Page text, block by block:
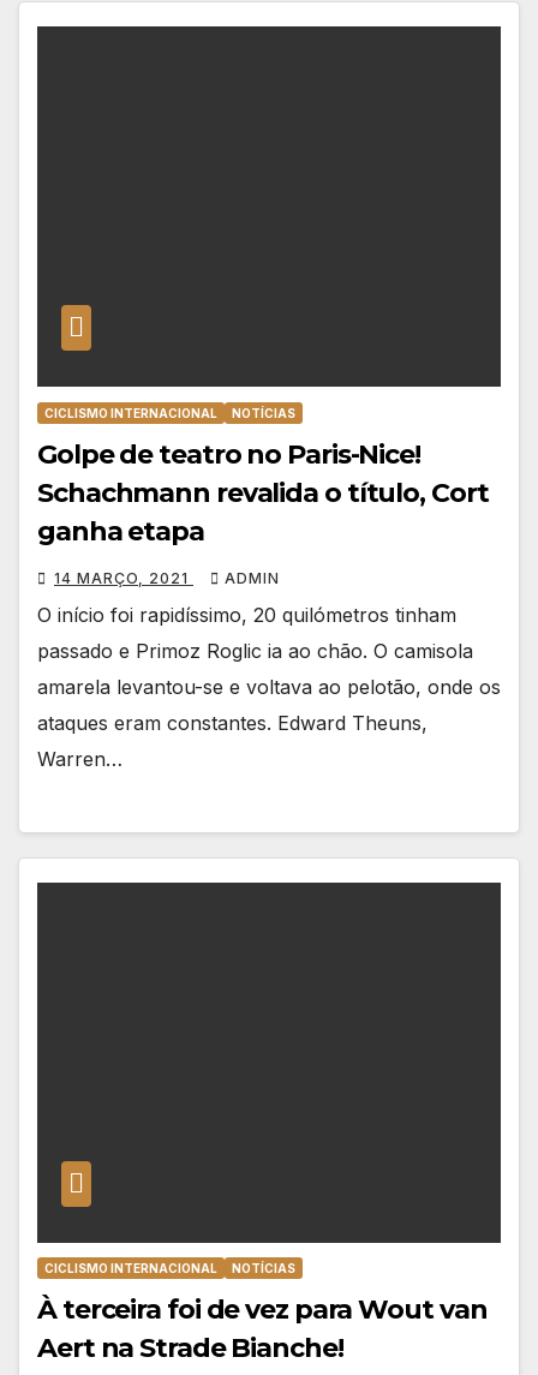
CICLISMO INTERNACIONAL NOTÍCIAS
Golpe de teatro no Paris-Nice!
Schachmann revalida o título, Cort
ganha etapa
14 MARÇO, 2021 ADMIN
O início foi rapidíssimo, 20 quilómetros tinham
passado e Primoz Roglic ia ao chão. O camisola
amarela levantou-se e voltava ao pelotão, onde os
ataques eram constantes. Edward Theuns,
Warren…
CICLISMO INTERNACIONAL NOTÍCIAS
À terceira foi de vez para Wout van
Aert na Strade Bianche!